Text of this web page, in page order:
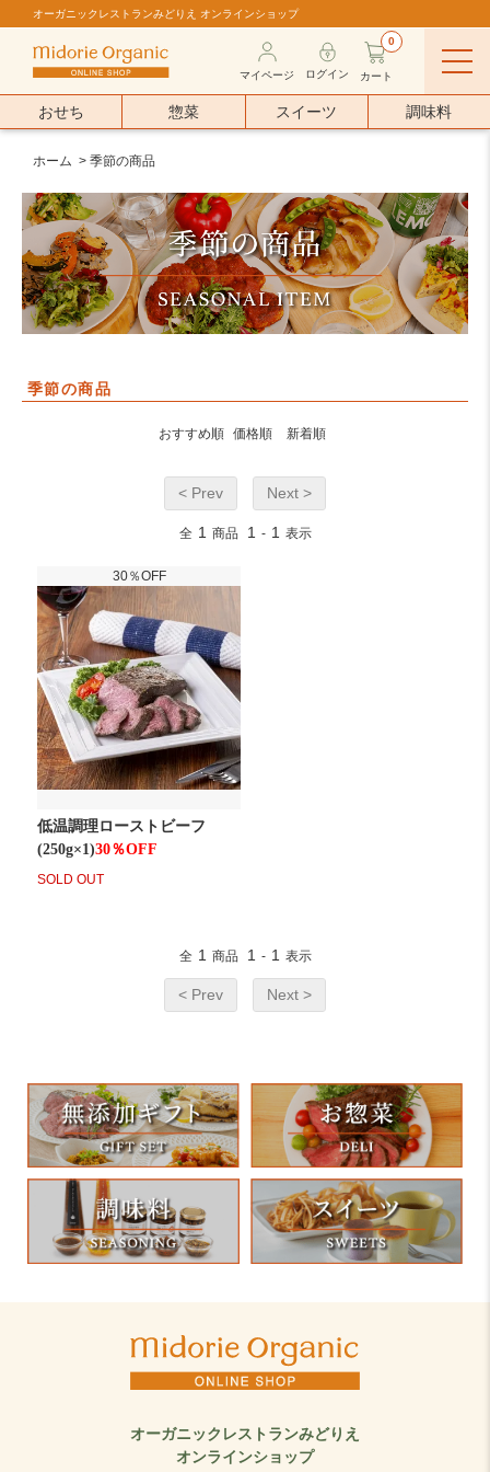
オーガニックレストランみどりえ オンラインショップ
マイページ ログイン
0
カート
おせち 惣菜 スイーツ 調味料
ホーム > 季節の商品
季節の商品
おすすめ順 価格順 新着順
< Prev Next >
全 1 商品 1 - 1 表示
30％OFF
" class="show item_img" />
低温調理ローストビーフ
(250g×1)30％OFF
SOLD OUT
全 1 商品 1 - 1 表示
< Prev Next >
オーガニックレストランみどりえ
オンラインショップ